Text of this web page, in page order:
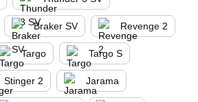
Braker SV Revenge 2
Targo Targo S
Stinger 2 Jarama